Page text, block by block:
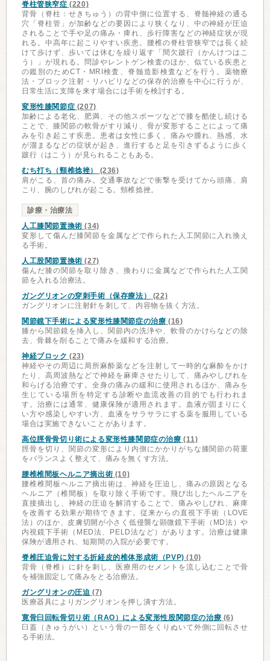
脊柱管狭窄症 (220)
背骨（脊柱：せきちゅう）の背中側に位置する、脊髄神経の通る
穴「脊柱管」が加齢などの要因により狭くなり、中の神経が圧迫
されることで手や足の痛み・痺れ、歩行障害などの神経症状が現
れる。中高年に起こりやすい疾患。腰椎の脊柱管狭窄では長く続
けて歩けず、歩いては休むを繰り返す「間欠跛行（かんけつはこ
う）」が現れる。問診やレントゲン検査のほか、似ている疾患と
の鑑別のためCT・MRI検査、脊髄造影検査などを行う。薬物療
法・ブロック注射・リハビリなどの保存的治療を中心に行うが、
日常生活に支障を来す場合には手術を検討する。
変形性膝関節症 (207)
加齢による老化、肥満、その他スポーツなどで膝を酷使し続ける
ことで、膝関節の軟骨がすり減り、骨が変形することによって痛
みを引き起こす疾患。患者は女性に多く、痛みや腫れ、熱感、水
が溜まるなどの症状が起き、進行すると足を引きずるように歩く
跛行（はこう）が見られることもある。
むち打ち（頸椎捻挫）
(236)
肩がこる、首の痛み。交通事故などで衝撃を受けてから頭痛、肩
こり、腕のしびれが起こる。頸椎捻挫。
診療・治療法
人工膝関節置換術 (34)
変形して傷んだ膝関節を金属などで作られた人工関節に入れ換え
る手術。
人工股関節置換術 (27)
傷んだ膝の関節を取り除き、換わりに金属などで作られた人工関
節を入れる治療法。
ガングリオンの穿刺手術（保存療法）
(22)
ガングリオンに注射針を刺して、内容物を抜く方法。
関節鏡下手術による変形性膝関節症の治療 (16)
膝から関節鏡を挿入し、関節内の洗浄や、軟骨のかけらなどの除
去、骨棘を削ることで痛みを緩和する治療。
神経ブロック (23)
神経やその周辺に局所麻酔薬などを注射して一時的な麻酔をかけ
たり、高周波熱などで神経を麻痺させたりして、痛みやしびれを
和らげる治療です。全身の痛みの緩和に使用されるほか、痛みを
生じている場所を特定する診断や血流改善の目的でも行われま
す。治療には通常、健康保険が適用されます。血液が固まりにく
い方や感染しやすい方、血液をサラサラにする薬を服用している
場合は実施できないことがあります。
高位脛骨骨切り術による変形性膝関節症の治療 (11)
脛骨を切り、関節の変形により内側にかかりがちな膝関節の荷重
をバランスよく整えて、痛みを無くす方法。
腰椎椎間板ヘルニア摘出術 (10)
腰椎椎間板ヘルニア摘出術は、神経を圧迫し、痛みの原因となる
ヘルニア（椎間板）を取り除く手術です。飛び出したヘルニアを
直接摘出し、神経の圧迫を解消することで、痛みやしびれ、麻痺
を改善する効果が期待できます。従来からの直視下手術（LOVE
法）のほか、皮膚切開が小さく低侵襲な顕微鏡下手術（MD法）や
内視鏡下手術（MED法、PELD法など）があります。治療は健康
保険が適用され、短期間の入院が必要です。
脊椎圧迫骨に対する折経皮的椎体形成術（PVP) (10)
背骨（脊椎）に針を刺し、医療用のセメントを流し込むことで骨
を補強固定して痛みをとる治療法。
ガングリオンの圧迫 (7)
医療器具によりガングリオンを押し潰す方法。
寛骨臼回転骨切り術（RAO）による変形性股関節症の治療 (6)
臼蓋（きゅうがい）という骨の一部をくりぬいて外側に回転させ
る手術法。